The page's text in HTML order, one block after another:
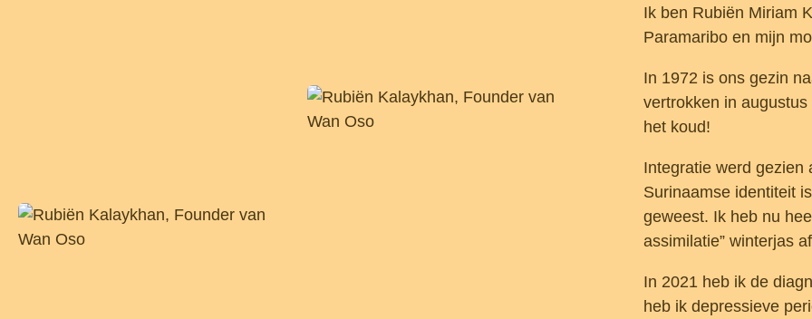
Ik ben Rubiën Miriam
Paramaribo en mijn
In 1972 is ons gezin
vertrokken in
het koud!
Integratie werd gezien
Surinaamse identiteit
geweest. Ik heb nu
assimilatie” winterjas
In 2021 heb ik de
heb ik depressieve